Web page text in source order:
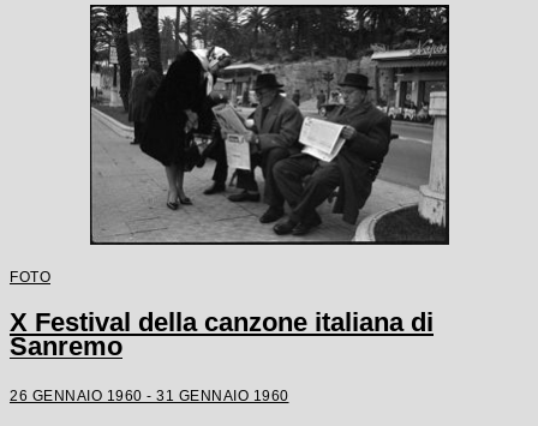
FOTO
X Festival della canzone italiana di
Sanremo
26 GENNAIO 1960 - 31 GENNAIO 1960